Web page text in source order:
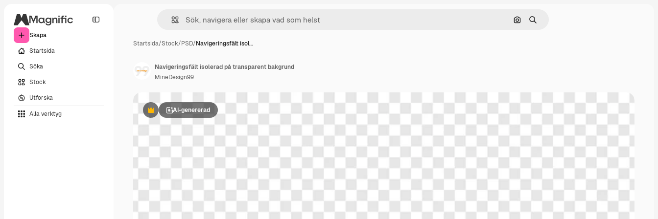
Skapa
Startsida
Söka
Stock
Utforska
Alla verktyg
Sök efter bild
Söka
Startsida/Stock/PSD/Navigeringsfält isol…
Premie AI-genererad
Navigeringsfält isolerad på transparent bakgrund
MineDesign99